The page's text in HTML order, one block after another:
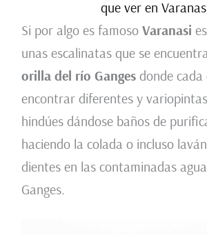
que ver en
Si por algo es famoso Varanasi
unas escalinatas que se
orilla del río Gangesdonde cada
encontrar diferentes y
hindúes dándose baños de
haciendo la colada o incluso
dientes en las contaminadas
Ganges.